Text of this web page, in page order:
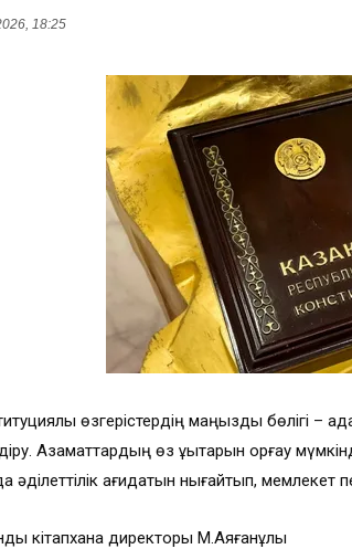
18:25
өзгерістердің маңызды бөлігі –
Азаматтардың өз құқықтарын қорғау
әділеттілік қағидатын нығайтып,
кітапхана директоры М.Аяғанұлы